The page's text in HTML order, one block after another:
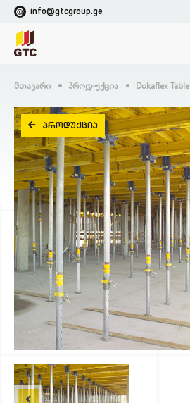
info@gtcgroup.ge
Მთავარი Პროდუქცია Dokaflex Table
ᲞᲠᲝᲓᲣᲥᲪᲘᲐ